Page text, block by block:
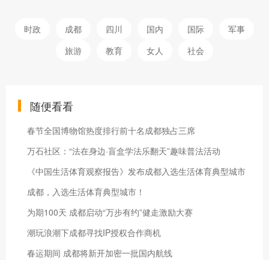
时政 成都 四川 国内 国际
军事
旅游
教育 女人 社会
随便看看
春节全国博物馆热度排行前十名成都独占三席
万石社区：“法在身边·盲盒学法乐翻天”趣味普法活动
《中国生活体育观察报告》发布成都入选生活体育典型城市
成都，入选生活体育典型城市！
为期100天 成都启动“万步有约”健走激励大赛
潮玩浪潮下成都寻找IP授权合作商机
春运期间 成都将新开加密一批国内航线